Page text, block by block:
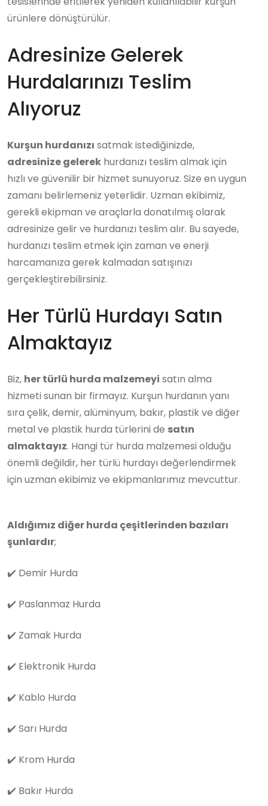
ürünlere dönüştürülür.
Adresinize Gelerek
Hurdalarınızı Teslim
Alıyoruz
Kurşun hurdanızı satmak istediğinizde,
adresinize gelerek hurdanızı teslim almak için
hızlı ve güvenilir bir hizmet sunuyoruz. Size en uygun
zamanı belirlemeniz yeterlidir. Uzman ekibimiz,
gerekli ekipman ve araçlarla donatılmış olarak
adresinize gelir ve hurdanızı teslim alır. Bu sayede,
hurdanızı teslim etmek için zaman ve enerji
harcamanıza gerek kalmadan satışınızı
gerçekleştirebilirsiniz.
Her Türlü Hurdayı Satın
Almaktayız
Biz, her türlü hurda malzemeyi satın alma
hizmeti sunan bir firmayız. Kurşun hurdanın yanı
sıra çelik, demir, alüminyum, bakır, plastik ve diğer
metal ve plastik hurda türlerini de satın
almaktayız. Hangi tür hurda malzemesi olduğu
önemli değildir, her türlü hurdayı değerlendirmek
için uzman ekibimiz ve ekipmanlarımız mevcuttur.
Aldığımız diğer hurda çeşitlerinden bazıları
şunlardır;
✔️ Demir Hurda
✔️ Paslanmaz Hurda
✔️ Zamak Hurda
✔️ Elektronik Hurda
✔️ Kablo Hurda
✔️ Sarı Hurda
✔️ Krom Hurda
✔️ Bakır Hurda